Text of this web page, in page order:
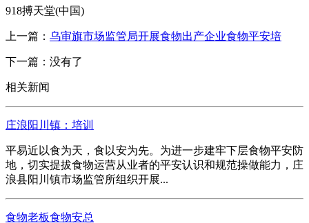
918搏天堂(中国)
上一篇： 乌审旗市场监管局开展食物出产企业食物平安培
下一篇：没有了
相关新闻
庄浪阳川镇：培训
平易近以食为天，食以安为先。为进一步建牢下层食物平安防
地，切实提拔食物运营从业者的平安认识和规范操做能力，庄
浪县阳川镇市场监管所组织开展...
食物老板食物安总